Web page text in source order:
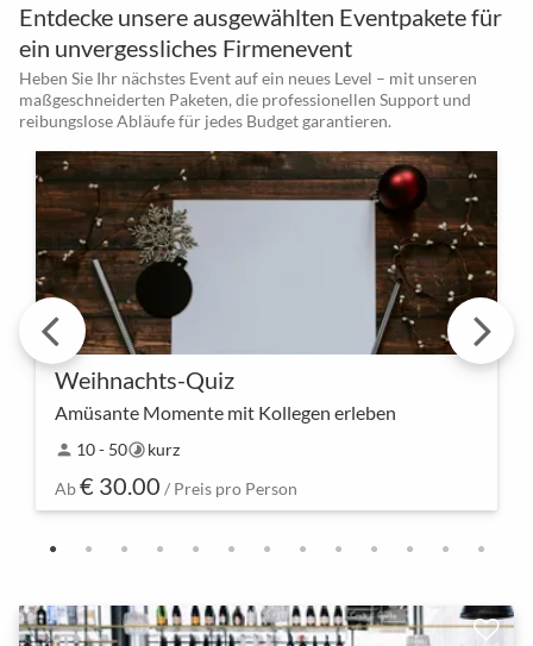
Entdecke unsere ausgewählten Eventpakete für
ein unvergessliches Firmenevent
Heben Sie Ihr nächstes Event auf ein neues Level – mit unseren
maßgeschneiderten Paketen, die professionellen Support und
reibungslose Abläufe für jedes Budget garantieren.
Weihnachts-Quiz
Amüsante Momente mit Kollegen erleben
Bringt euer Team in Weihnachtsstimmung! Unser
Weihnachts-Quiz ist die perfekte Gelegenheit,
gemeinsam Rätsel zu lösen, Wissen zu teilen und die
festl…
person 10 - 50timelapsekurz
Ab€ 30.00 / Preis pro Person